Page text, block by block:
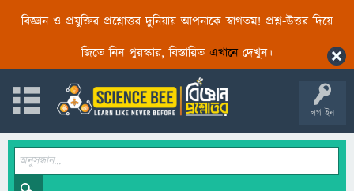
বিজ্ঞান ও প্রযুক্তির প্রশ্নোত্তর দুনিয়ায় আপনাকে স্বাগতম! প্রশ্ন-উত্তর দিয়ে
জিতে নিন পুরস্কার, বিস্তারিত এখানেদেখুন।
লগ ইন